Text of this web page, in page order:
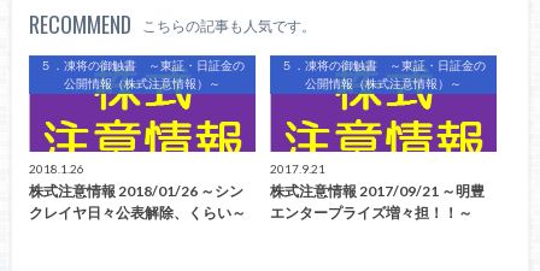
RECOMMEND こちらの記事も人気です。
５．凍将の御触書 ～東証・日証金の
公開情報（株式注意情報）～
2018.1.26
株式注意情報 2018/01/26 ～シン
クレイヤ日々公表解除、くらい～
５．凍将の御触書 ～東証・日証金の
公開情報（株式注意情報）～
2017.9.21
株式注意情報 2017/09/21 ～明豊
エンタープライズ増々担！！～